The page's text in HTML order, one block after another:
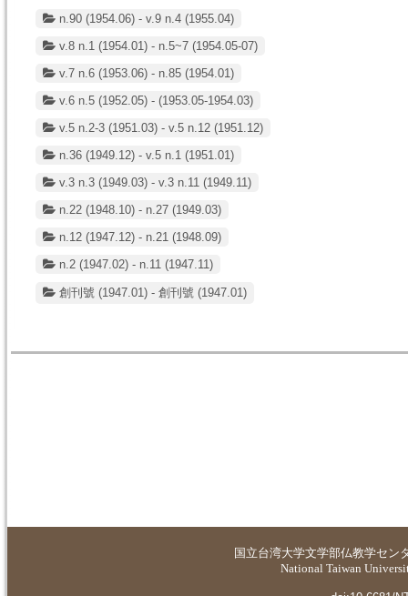
n.90 (1954.06) - v.9 n.4 (1955.04)
v.8 n.1 (1954.01) - n.5~7 (1954.05-07)
v.7 n.6 (1953.06) - n.85 (1954.01)
v.6 n.5 (1952.05) - (1953.05-1954.03)
v.5 n.2-3 (1951.03) - v.5 n.12 (1951.12)
n.36 (1949.12) - v.5 n.1 (1951.01)
v.3 n.3 (1949.03) - v.3 n.11 (1949.11)
n.22 (1948.10) - n.27 (1949.03)
n.12 (1947.12) - n.21 (1948.09)
n.2 (1947.02) - n.11 (1947.11)
創刊號 (1947.01) - 創刊號 (1947.01)
国立台湾大学文学部仏教学セン
National Taiwan